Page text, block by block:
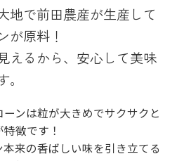
地で前田農産が生産して
が原料！
えるから、安心して美味
ンは粒が大きめでサクサクと
徴です！
来の香ばしい味を引き立てる